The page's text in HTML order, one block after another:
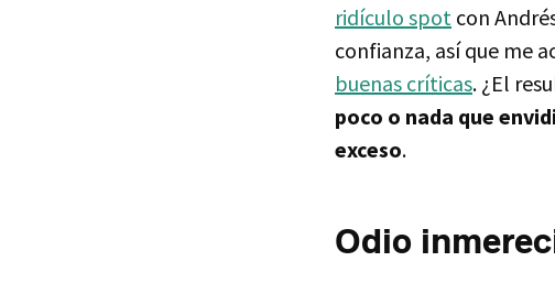
ridículo spot con
confianza, así que me
buenas críticas. ¿El
poco o nada que
exceso.
Odio